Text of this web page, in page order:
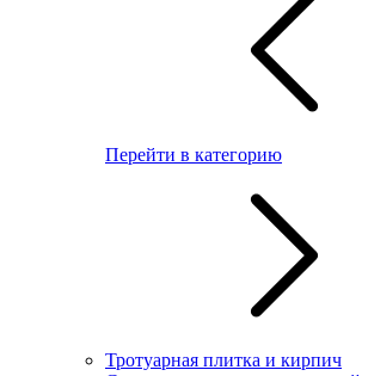
Перейти в категорию
Тротуарная плитка и кирпич